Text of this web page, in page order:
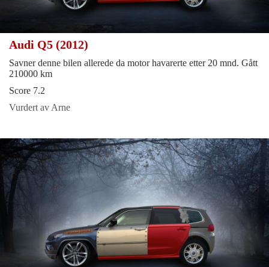
Audi Q5 (2012)
Savner denne bilen allerede da motor havarerte etter 20 mnd. Gått
210000 km
Score 7.2
Vurdert av Arne